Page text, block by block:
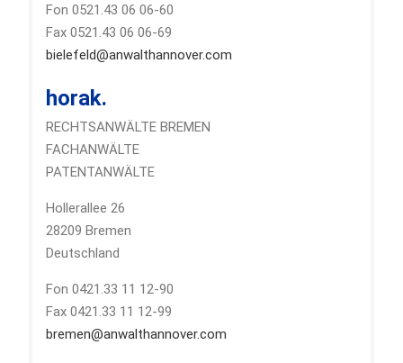
Fon 0521.43 06 06-60
Fax 0521.43 06 06-69
bielefeld@anwalthannover.com
horak.
RECHTSANWÄLTE BREMEN
FACHANWÄLTE
PATENTANWÄLTE
Hollerallee 26
28209 Bremen
Deutschland
Fon 0421.33 11 12-90
Fax 0421.33 11 12-99
bremen@anwalthannover.com